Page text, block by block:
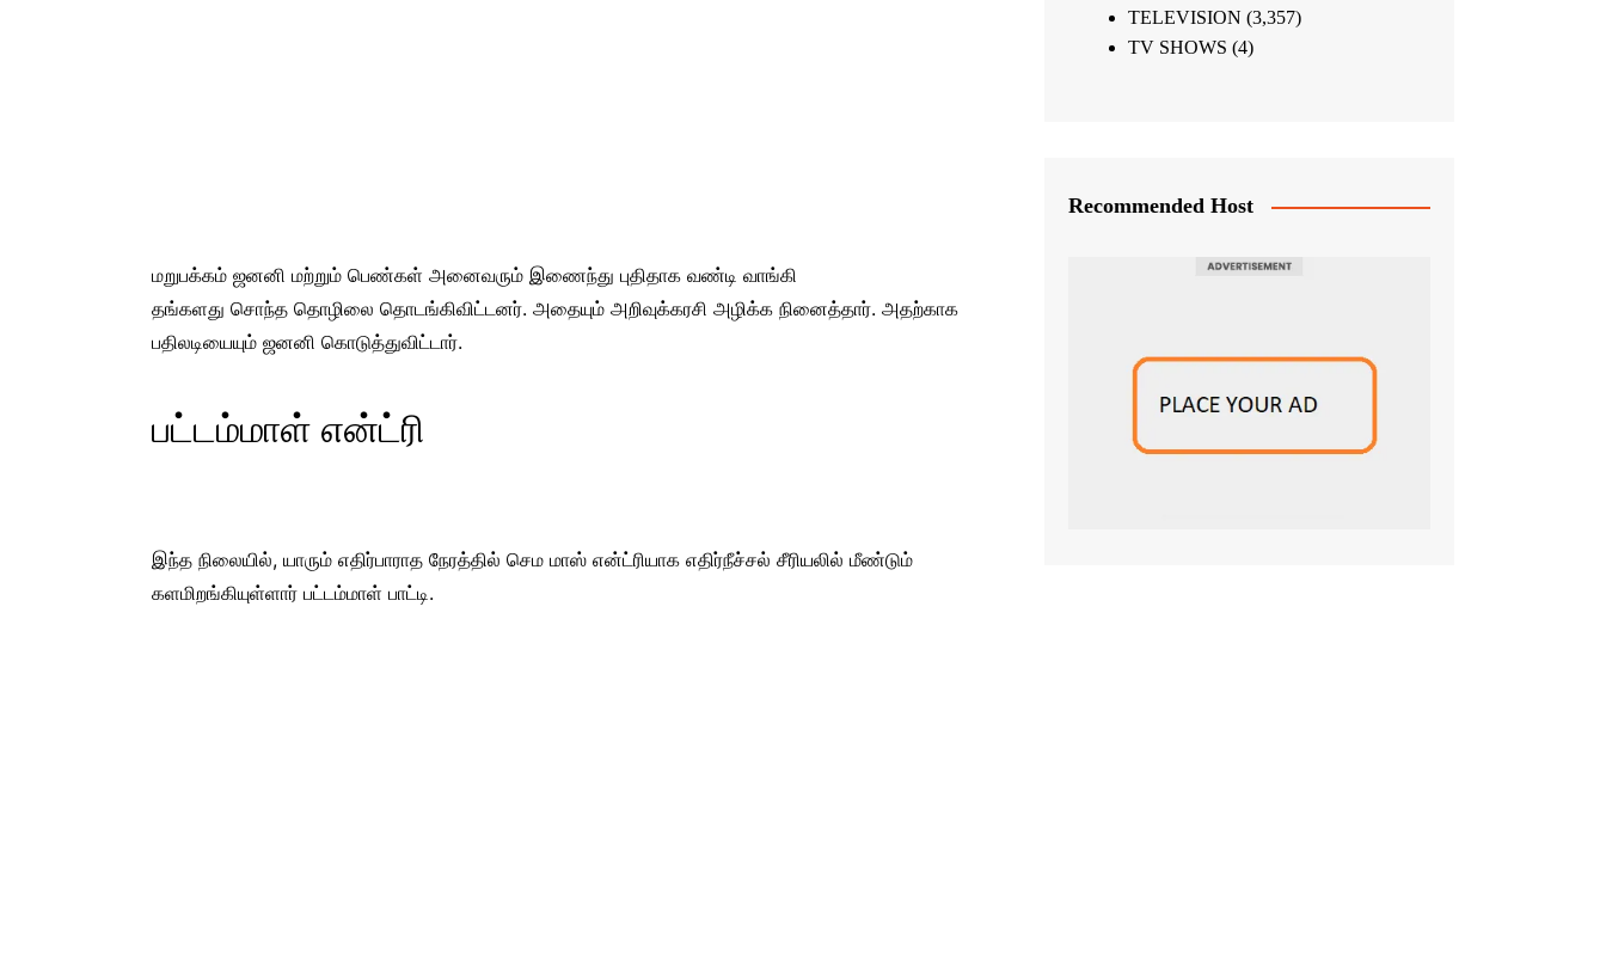
மறுபக்கம் ஜனனி மற்றும் பெண்கள் அனைவரும் இணைந்து புதிதாக வண்டி வாங்கி
தங்களது சொந்த தொழிலை தொடங்கிவிட்டனர். அதையும் அறிவுக்கரசி அழிக்க நினைத்தார். அதற்காக
பதிலடியையும் ஜனனி கொடுத்துவிட்டார்.
பட்டம்மாள் என்ட்ரி
இந்த நிலையில், யாரும் எதிர்பாராத நேரத்தில் செம மாஸ் என்ட்ரியாக எதிர்நீச்சல் சீரியலில் மீண்டும்
களமிறங்கியுள்ளார் பட்டம்மாள் பாட்டி.
TELEVISION (3,357)
TV SHOWS (4)
Recommended Host